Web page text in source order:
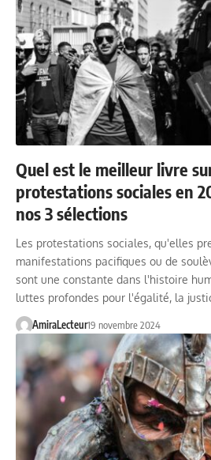
Quel est le meilleur livre
protestations sociales en
nos 3 sélections
Les protestations sociales, qu'elles
manifestations pacifiques ou de
sont une constante dans l'histoire
luttes profondes pour l'égalité, la
AmiraLecteur19 novembre 2024